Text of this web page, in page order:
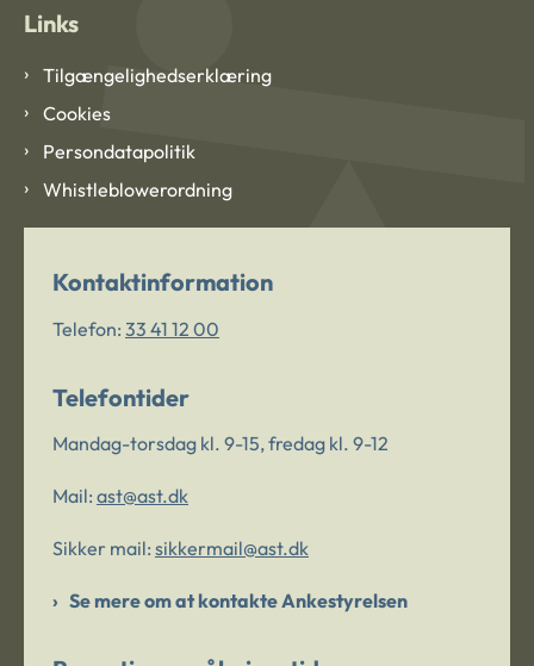
Links
Tilgængelighedserklæring
Cookies
Persondatapolitik
Whistleblowerordning
Kontaktinformation
Telefon: 33 41 12 00
Telefontider
Mandag-torsdag kl. 9-15, fredag kl. 9-12
Mail: ast@ast.dk
Sikker mail: sikkermail@ast.dk
Se mere om at kontakte Ankestyrelsen